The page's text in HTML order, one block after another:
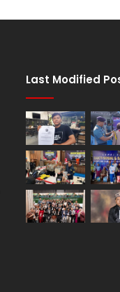
Last Modified